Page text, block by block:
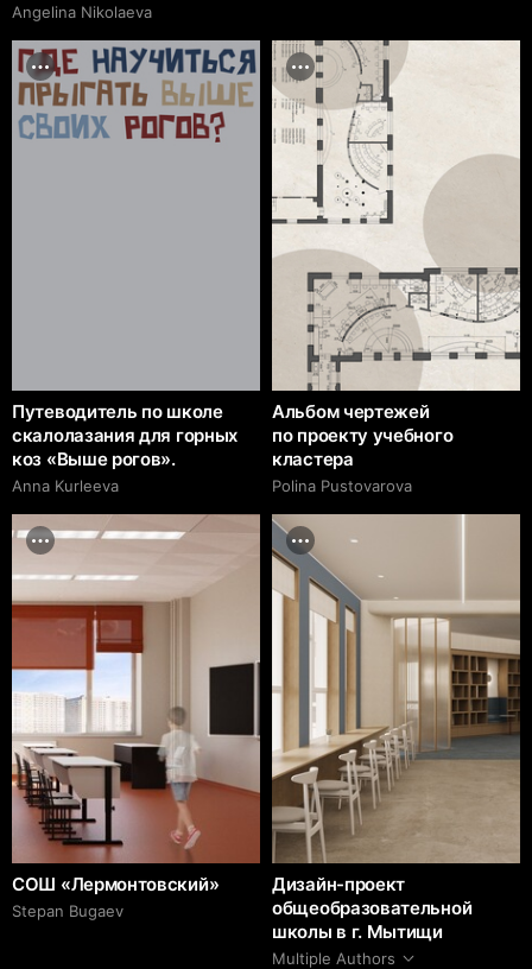
Angelina Nikolaeva
Путеводитель по школе
скалолазания для горных
коз «Выше рогов».
Anna Kurleeva
Альбом чертежей
по проекту учебного
кластера
Polina Pustovarova
СОШ «Лермонтовский»
Stepan Bugaev
Дизайн-проект
общеобразовательной
школы в г. Мытищи
Multiple Authors